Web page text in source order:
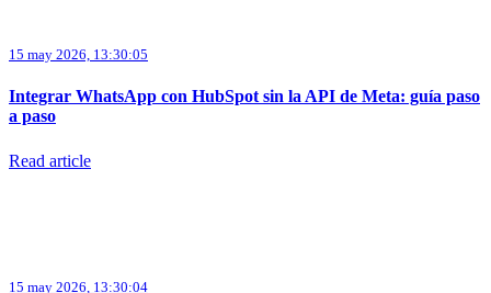
15 may 2026, 13:30:05
Integrar WhatsApp con HubSpot sin la API de Meta: guía paso
a paso
Read article
15 may 2026, 13:30:04